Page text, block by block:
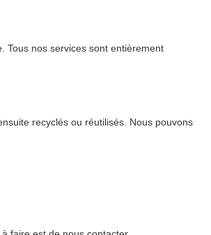
Tous nos services sont entièrement
recyclés ou réutilisés. Nous pouvons